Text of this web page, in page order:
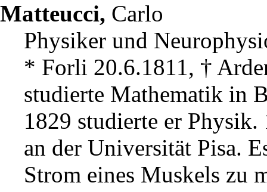
Matteucci, Carlo
Physiker und
* Forli 20.6.1811, †
studierte Mathematik in
1829 studierte er
an der Universität Pisa.
Strom eines Muskels zu